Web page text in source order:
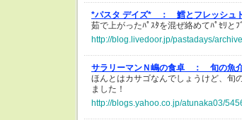
*パスタ デイズ* ：
鱈とフレッシュ
茹で上がったﾊﾟｽﾀを混ぜ絡めてﾊﾟｾﾘとﾌ
http://blog.livedoor.jp/pastadays/
サラリーマンＮ嶋の食卓 ：
旬の魚
ほんとはカサゴなんでしょうけど、旬
ました！
http://blogs.yahoo.co.jp/atunaka03/